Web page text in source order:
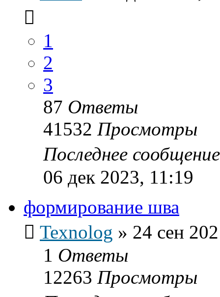
1
2
3
87 Ответы
41532 Просмотры
Последнее
06 дек 2023, 11:19
формирование шва
Texnolog » 24 сен
1 Ответы
12263 Просмотры